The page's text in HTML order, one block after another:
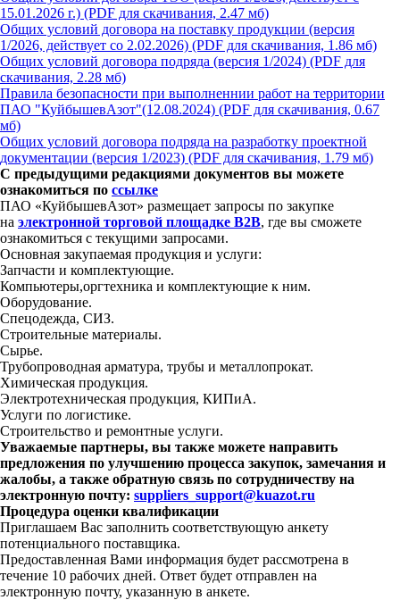
15.01.2026 г.) (PDF для скачивания, 2.47 мб)
Общих условий договора на поставку продукции (версия
1/2026, действует со 2.02.2026) (PDF для скачивания, 1.86 мб)
Общих условий договора подряда (версия 1/2024) (PDF для
скачивания, 2.28 мб)
Правила безопасности при выполненнии работ на территории
ПАО "КуйбышевАзот"(12.08.2024) (PDF для скачивания, 0.67
мб)
Общих условий договора подряда на разработку проектной
документации (версия 1/2023) (PDF для скачивания, 1.79 мб)
С предыдущими редакциями документов вы можете
ознакомиться по ссылке
ПАО «КуйбышевАзот» размещает запросы по закупке
на электронной торговой площадке B2B, где вы сможете
ознакомиться с текущими запросами.
Основная закупаемая продукция и услуги:
Запчасти и комплектующие.
Компьютеры,оргтехника и комплектующие к ним.
Оборудование.
Спецодежда, СИЗ.
Строительные материалы.
Сырье.
Трубопроводная арматура, трубы и металлопрокат.
Химическая продукция.
Электротехническая продукция, КИПиА.
Услуги по логистике.
Строительство и ремонтные услуги.
Уважаемые партнеры, вы также можете направить
предложения по улучшению процесса закупок, замечания и
жалобы, а также обратную связь по сотрудничеству на
электронную почту: suppliers_support@kuazot.ru
Процедура оценки квалификации
Приглашаем Вас заполнить соответствующую анкету
потенциального поставщика.
Предоставленная Вами информация будет рассмотрена в
течение 10 рабочих дней. Ответ будет отправлен на
электронную почту, указанную в анкете.